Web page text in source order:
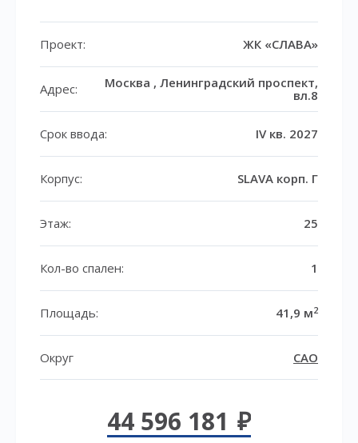
Проект: ЖК «СЛАВА»
Адрес:
Москва , Ленинградский проспект,
вл.8
Срок ввода: IV кв. 2027
Корпус: SLAVA корп. Г
Этаж: 25
Кол-во спален: 1
Площадь: 41,9 м2
Округ САО
44 596 181